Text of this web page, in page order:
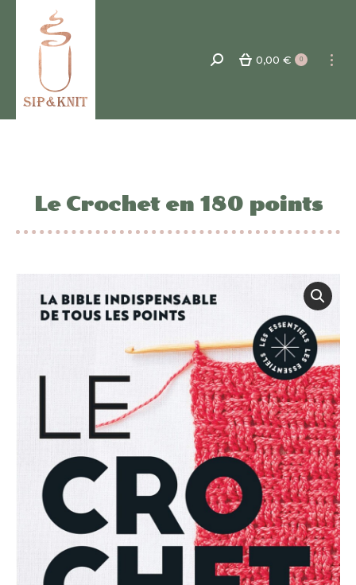
Recherche
0,00 € 0
Le Crochet en 180 points